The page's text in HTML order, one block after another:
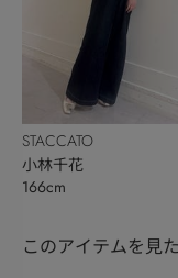
STACCATO
小林千花
166cm
このアイテムを見